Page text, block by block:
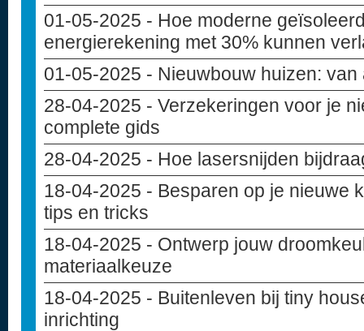
01-05-2025 - Hoe moderne
energierekening met 30% kunnen
01-05-2025 - Nieuwbouw huizen:
28-04-2025 - Verzekeringen voor je
complete gids
28-04-2025 - Hoe lasersnijden
18-04-2025 - Besparen op je nieuwe
tips en tricks
18-04-2025 - Ontwerp jouw
materiaalkeuze
18-04-2025 - Buitenleven bij tiny
inrichting